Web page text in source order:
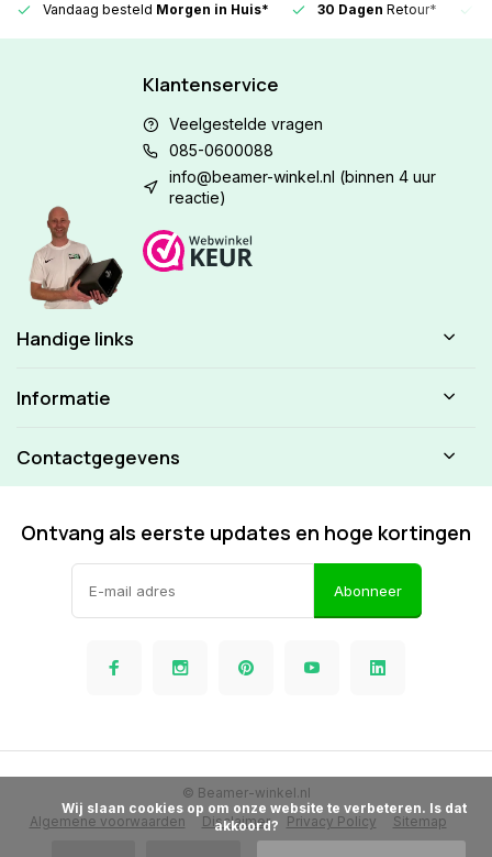
Vandaag besteld Morgen in Huis* 30 Dagen Retour*
Klantenservice
Veelgestelde vragen
085-0600088
info@beamer-winkel.nl (binnen 4 uur
reactie)
Handige links
Informatie
Contactgegevens
Ontvang als eerste updates en hoge kortingen
Abonneer
Algemene voorwaarden Disclaimer Privacy Policy Sitemap
© Beamer-winkel.nl
akkoord?